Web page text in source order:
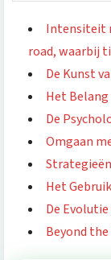
Intensiteit
road, waarbij
De Kunst
Het
De
Omgaan
Het
De Evolutie
Beyond